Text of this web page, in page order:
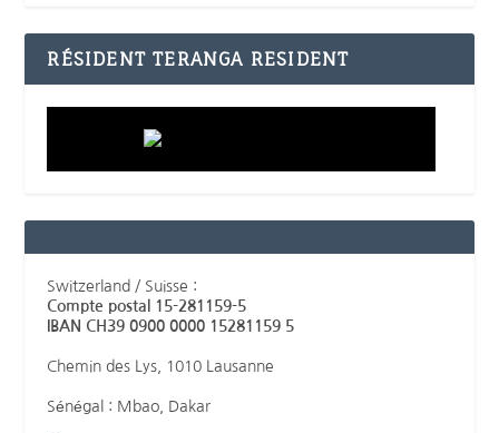
RÉSIDENT TERANGA RESIDENT
Switzerland / Suisse :
Compte postal 15-281159-5
IBAN CH39 0900 0000 15281159 5
Chemin des Lys, 1010 Lausanne
Sénégal : Mbao, Dakar